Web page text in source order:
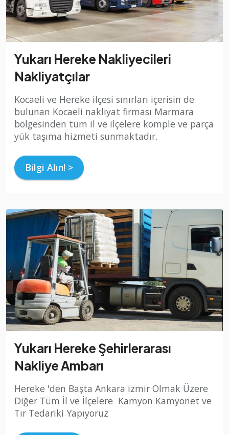
Yukarı Hereke Nakliyecileri
Nakliyatçılar
Kocaeli ve Hereke ilçesi sınırları içerisin de
bulunan Kocaeli nakliyat firması Marmara
bölgesinden tüm il ve ilçelere komple ve parça
yük taşıma hizmeti sunmaktadır.
Bilgi Alın! >
Yukarı Hereke Şehirlerarası
Nakliye Ambarı
Hereke 'den Başta Ankara izmir Olmak Üzere
Diğer Tüm İl ve İlçelere Kamyon Kamyonet ve
Tır Tedariki Yapıyoruz